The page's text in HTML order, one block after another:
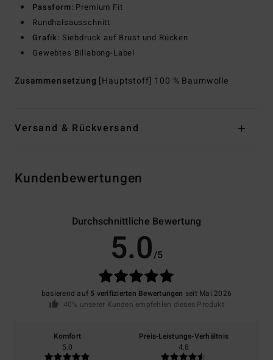
Passform: Premium Fit
Rundhalsausschnitt
Grafik: Siebdruck auf Brust und Rücken
Gewebtes Billabong-Label
Zusammensetzung [Hauptstoff] 100 % Baumwolle
Versand & Rückversand
Kundenbewertungen
Durchschnittliche Bewertung
5.0/5
basierend auf 5 verifizierten Bewertungen seit Mai 2026
40% unserer Kunden empfehlen dieses Produkt
Komfort
5.0
Preis-Leistungs-Verhältnis
4.8